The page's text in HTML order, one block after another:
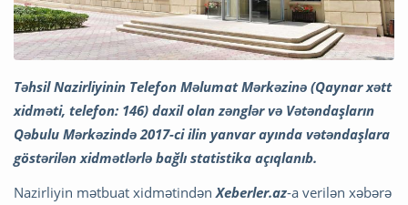
Təhsil Nazirliyinin Telefon Məlumat Mərkəzinə (Qaynar xətt
xidməti, telefon: 146) daxil olan zənglər və Vətəndaşların
Qəbulu Mərkəzində 2017-ci ilin yanvar ayında vətəndaşlara
göstərilən xidmətlərlə bağlı statistika açıqlanıb.
Nazirliyin mətbuat xidmətindən Xeberler.az-a verilən xəbərə